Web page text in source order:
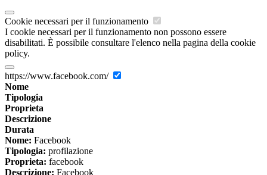
Cookie necessari per il funzionamento
I cookie necessari per il funzionamento non possono essere
disabilitati. È possibile consultare l'elenco nella pagina della cookie
policy.
https://www.facebook.com/
Nome
Tipologia
Proprieta
Descrizione
Durata
Nome: Facebook
Tipologia: profilazione
Proprieta: facebook
Descrizione: Facebook